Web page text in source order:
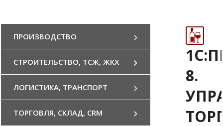
ПРОИЗВОДСТВО
СТРОИТЕЛЬСТВО, ТСЖ, ЖКХ
ЛОГИСТИКА, ТРАНСПОРТ
ТОРГОВЛЯ, СКЛАД, CRM
8.